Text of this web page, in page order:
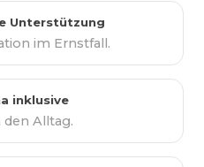
Unterstützung
im Ernstfall.
inklusive
Alltag.